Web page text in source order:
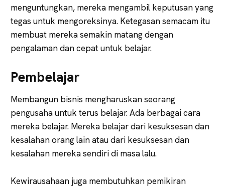
menguntungkan, mereka mengambil keputusan yang
tegas untuk mengoreksinya. Ketegasan semacam itu
membuat mereka semakin matang dengan
pengalaman dan cepat untuk belajar.
Pembelajar
Membangun bisnis mengharuskan seorang
pengusaha untuk terus belajar. Ada berbagai cara
mereka belajar. Mereka belajar dari kesuksesan dan
kesalahan orang lain atau dari kesuksesan dan
kesalahan mereka sendiri di masa lalu.
Kewirausahaan juga membutuhkan pemikiran